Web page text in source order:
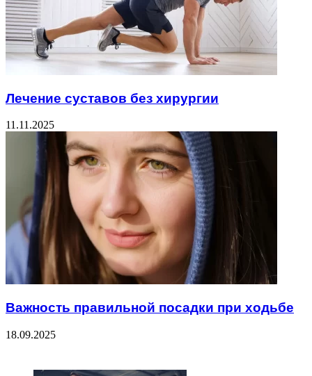
Лечение суставов без хирургии
11.11.2025
Важность правильной посадки при ходьбе
18.09.2025